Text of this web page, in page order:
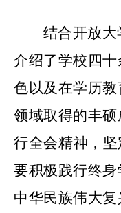
结合开放
介绍了学校四
色以及在学历
领域取得的丰
行全会精神，坚
要积极践行终
中华民族伟大